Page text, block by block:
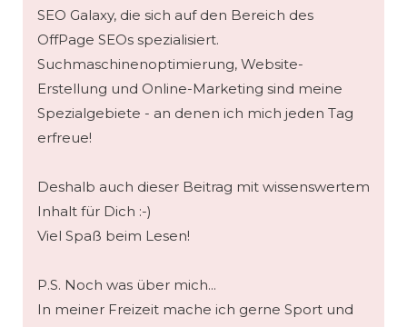
SEO Galaxy, die sich auf den Bereich des
OffPage SEOs spezialisiert.
Suchmaschinenoptimierung, Website-
Erstellung und Online-Marketing sind meine
Spezialgebiete - an denen ich mich jeden Tag
erfreue!
Deshalb auch dieser Beitrag mit wissenswertem
Inhalt für Dich :-)
Viel Spaß beim Lesen!
P.S. Noch was über mich...
In meiner Freizeit mache ich gerne Sport und